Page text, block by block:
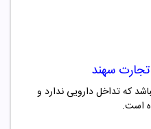
سهند
که تداخل دارویی ندارد و
است.